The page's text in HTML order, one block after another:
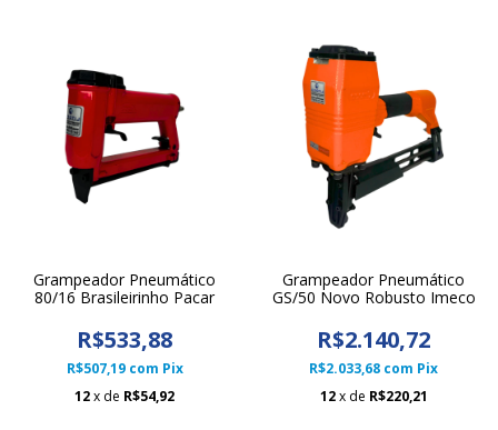
Grampeador Pneumático
80/16 Brasileirinho Pacar
R$533,88
R$507,19 com Pix
12x de R$54,92
Grampeador Pneumático
GS/50 Novo Robusto Imeco
R$2.140,72
R$2.033,68 com Pix
12 x de R$220,21